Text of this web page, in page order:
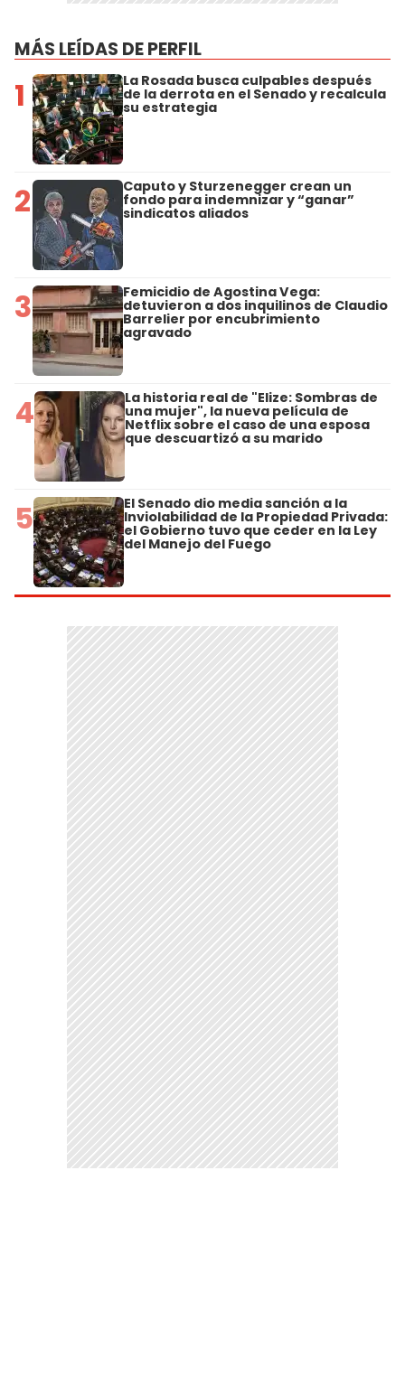
MÁS LEÍDAS DE PERFIL
1 La Rosada busca culpables después
de la derrota en el Senado y recalcula
su estrategia
2 Caputo y Sturzenegger crean un
fondo para indemnizar y “ganar”
sindicatos aliados
3 Femicidio de Agostina Vega:
detuvieron a dos inquilinos de Claudio
Barrelier por encubrimiento
agravado
4 La historia real de "Elize: Sombras de
una mujer", la nueva película de
Netflix sobre el caso de una esposa
que descuartizó a su marido
5 El Senado dio media sanción a la
Inviolabilidad de la Propiedad Privada:
el Gobierno tuvo que ceder en la Ley
del Manejo del Fuego